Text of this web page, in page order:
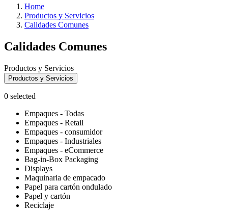
Home
Productos y Servicios
Calidades Comunes
Calidades Comunes
Productos y Servicios
Productos y Servicios
0 selected
Empaques - Todas
Empaques - Retail
Empaques - consumidor
Empaques - Industriales
Empaques - eCommerce
Bag-in-Box Packaging
Displays
Maquinaria de empacado
Papel para cartón ondulado
Papel y cartón
Reciclaje